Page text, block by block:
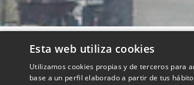
Esta web utiliza cookies
Utilizamos cookies propias y de terceros para
base a un perfil elaborado a partir de tus